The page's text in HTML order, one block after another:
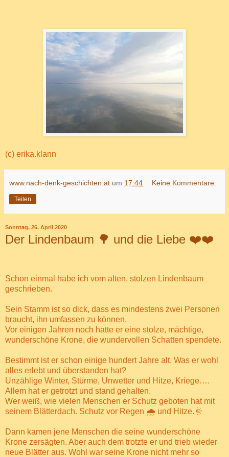
(c) erika.klann
www.nach-denk-geschichten.at um 17:44 Keine Kommentare:
Teilen
Sonntag, 26. April 2020
Der Lindenbaum 🌳 und die Liebe ❤️❤️
Schon einmal habe ich vom alten, stolzen Lindenbaum
geschrieben.
Sein Stamm ist so dick, dass es mindestens zwei Personen
braucht, ihn umfassen zu können.
Vor einigen Jahren noch hatte er eine stolze, mächtige,
wunderschöne Krone, die wundervollen Schatten spendete.
Bestimmt ist er schon einige hundert Jahre alt. Was er wohl
alles erlebt und überstanden hat?
Unzählige Winter, Stürme, Unwetter und Hitze, Kriege….
Allem hat er getrotzt und stand gehalten.
Wer weiß, wie vielen Menschen er Schutz geboten hat mit
seinem Blätterdach. Schutz vor Regen 🌧 und Hitze.🌞
Dann kamen jene Menschen die seine wunderschöne
Krone zersägten. Aber auch dem trotzte er und trieb wieder
neue Blätter aus. Wohl war seine Krone nicht mehr so